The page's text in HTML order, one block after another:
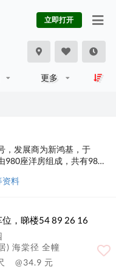
立即打开
更多
，发展商为新鸿基，于
980座洋房组成，共有980
保健，小学校网在74区，
资料
，睇楼54 89 26 16
) 海棠径 全幢
@34.9 元